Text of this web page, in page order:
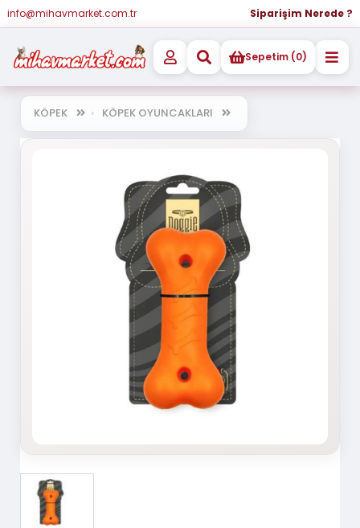
info@mihavmarket.com.tr Siparişim Nerede ?
Sepetim (0)
KÖPEK KÖPEK OYUNCAKLARI